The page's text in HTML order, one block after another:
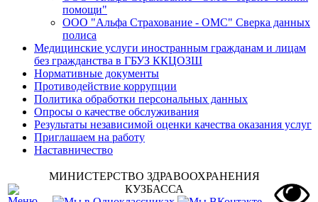
помощи"
ООО "Альфа Страхование - ОМС" Сверка данных
полиса
Медицинские услуги иностранным гражданам и лицам
без гражданства в ГБУЗ ККЦОЗШ
Нормативные документы
Противодействие коррупции
Политика обработки персональных данных
Опросы о качестве обслуживания
Результаты независимой оценки качества оказания услуг
Приглашаем на работу
Наставничество
МИНИСТЕРСТВО ЗДРАВООХРАНЕНИЯ
КУЗБАССА